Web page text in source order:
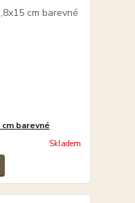
barevné
Skladem